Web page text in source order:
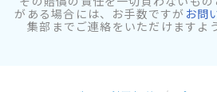
がある場合には、お手数ですが お問
集部までご連絡をいただけますよ